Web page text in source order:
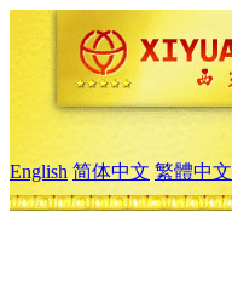
English 简体中文 繁體中文